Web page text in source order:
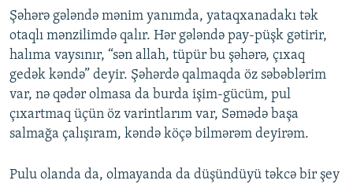
Şəhərə gələndə mənim yanımda, yataqxanadakı tək
otaqlı mənzilimdə qalır. Hər gələndə pay-püşk gətirir,
halıma vaysınır, “sən allah, tüpür bu şəhərə, çıxaq
gedək kəndə” deyir. Şəhərdə qalmaqda öz səbəblərim
var, nə qədər olmasa da burda işim-gücüm, pul
çıxartmaq üçün öz varintlarım var, Səmədə başa
salmağa çalışıram, kəndə köçə bilmərəm deyirəm.
Pulu olanda da, olmayanda da düşündüyü təkcə bir şey